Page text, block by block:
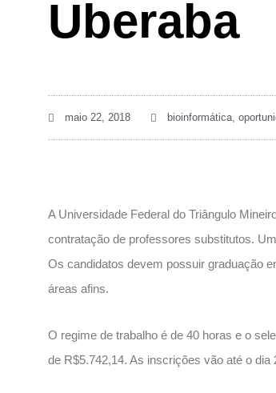
Uberaba
maio 22, 2018 bioinformática,
A Universidade Federal do Triângulo
contratação de professores substitutos.
Os candidatos devem possuir graduação
áreas afins.
O regime de trabalho é de 40 horas e o
de R$5.742,14. As inscrições vão até o dia